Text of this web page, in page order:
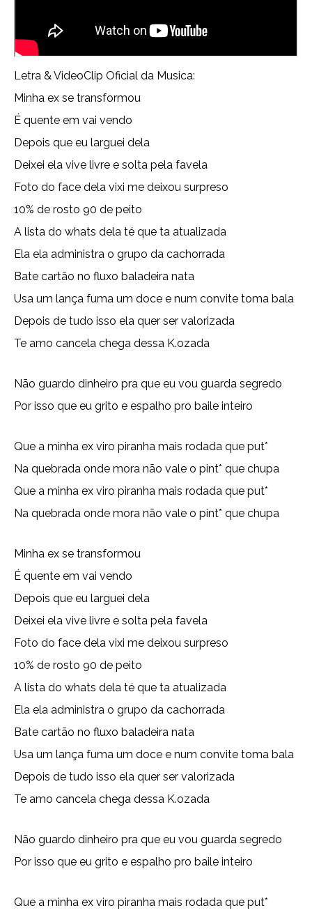
Letra & VideoClip Oficial da Musica:
Minha ex se transformou
É quente em vai vendo
Depois que eu larguei dela
Deixei ela vive livre e solta pela favela
Foto do face dela vixi me deixou surpreso
10% de rosto 90 de peito
A lista do whats dela té que ta atualizada
Ela ela administra o grupo da cachorrada
Bate cartão no fluxo baladeira nata
Usa um lança fuma um doce e num convite toma bala
Depois de tudo isso ela quer ser valorizada
Te amo cancela chega dessa K.ozada
Não guardo dinheiro pra que eu vou guarda segredo
Por isso que eu grito e espalho pro baile inteiro
Que a minha ex viro piranha mais rodada que put*
Na quebrada onde mora não vale o pint* que chupa
Que a minha ex viro piranha mais rodada que put*
Na quebrada onde mora não vale o pint* que chupa
Minha ex se transformou
É quente em vai vendo
Depois que eu larguei dela
Deixei ela vive livre e solta pela favela
Foto do face dela vixi me deixou surpreso
10% de rosto 90 de peito
A lista do whats dela té que ta atualizada
Ela ela administra o grupo da cachorrada
Bate cartão no fluxo baladeira nata
Usa um lança fuma um doce e num convite toma bala
Depois de tudo isso ela quer ser valorizada
Te amo cancela chega dessa K.ozada
Não guardo dinheiro pra que eu vou guarda segredo
Por isso que eu grito e espalho pro baile inteiro
Que a minha ex viro piranha mais rodada que put*